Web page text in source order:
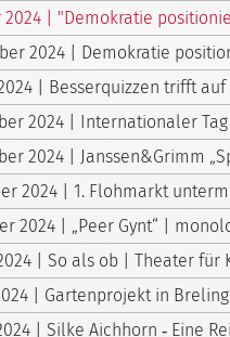
2024 | "Demokratie
2024 | Demokratie
| Besserquizzen trifft auf
2024 | Internationaler
2024 | Janssen&Grimm
2024 | 1. Flohmarkt
2024 | „Peer Gynt“ |
| So als ob | Theater für
| Gartenprojekt in
| Silke Aichhorn ‑ Eine